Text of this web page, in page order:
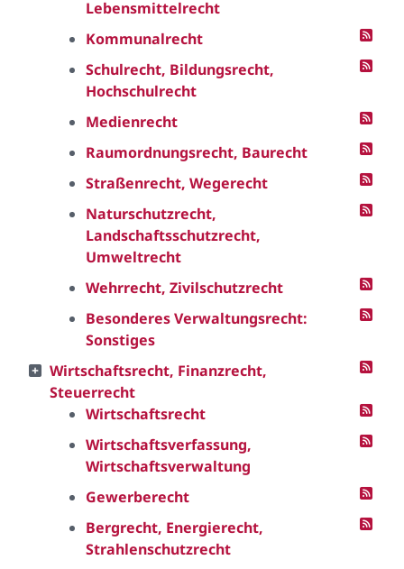
Lebensmittelrecht
Kommunalrecht
Schulrecht, Bildungsrecht,
Hochschulrecht
Medienrecht
Raumordnungsrecht, Baurecht
Straßenrecht, Wegerecht
Naturschutzrecht,
Landschaftsschutzrecht,
Umweltrecht
Wehrrecht, Zivilschutzrecht
Besonderes Verwaltungsrecht:
Sonstiges
Wirtschaftsrecht, Finanzrecht,
Steuerrecht
Wirtschaftsrecht
Wirtschaftsverfassung,
Wirtschaftsverwaltung
Gewerberecht
Bergrecht, Energierecht,
Strahlenschutzrecht